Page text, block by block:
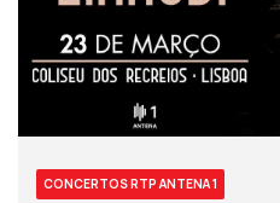
CONCERTOS RTP ANTENA 1